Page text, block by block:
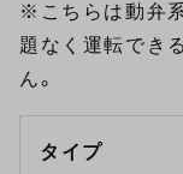
※こちらは動弁
題なく運転でき
ん。
タイプ